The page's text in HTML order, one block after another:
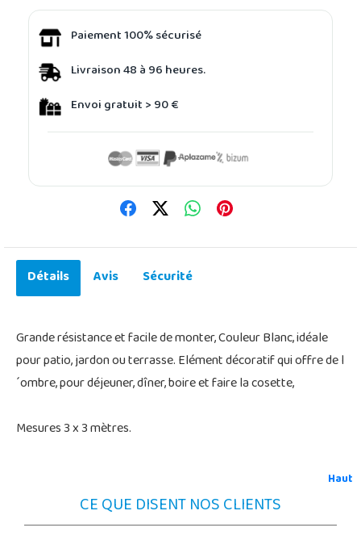
Paiement 100% sécurisé
Livraison 48 à 96 heures.
Envoi gratuit > 90 €
Détails Avis Sécurité
Grande résistance et facile de monter, Couleur Blanc, idéale
pour patio, jardon ou terrasse. Elément décoratif qui offre de l
´ombre, pour déjeuner, dîner, boire et faire la cosette,
Mesures 3 x 3 mètres.
Haut
CE QUE DISENT NOS CLIENTS